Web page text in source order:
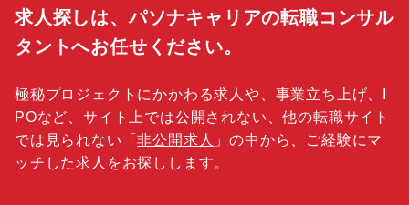
求人探しは、パソナキャリアの転職コンサル
タントへお任せください。
極秘プロジェクトにかかわる求人や、事業立ち上げ、I
POなど、サイト上では公開されない、他の転職サイト
では見られない「非公開求人 」の中から、ご経験にマ
ッチした求人をお探しします。